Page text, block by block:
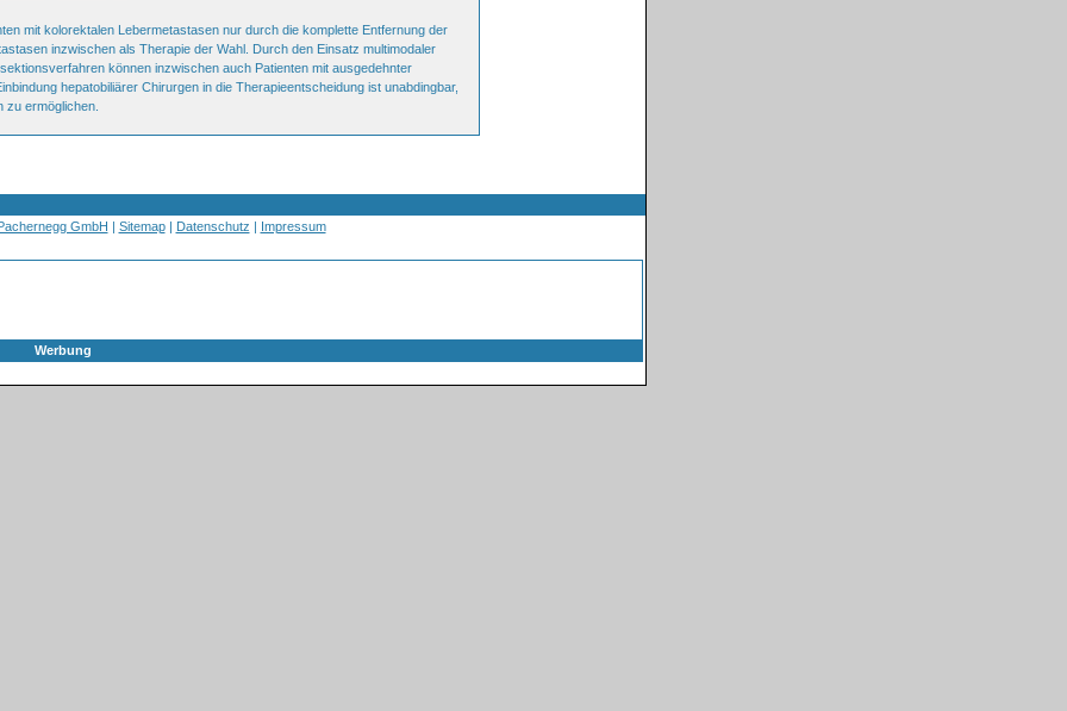
mit kolorektalen Lebermetastasen nur durch die komplette Entfernung der
inzwischen als Therapie der Wahl. Durch den Einsatz multimodaler
können inzwischen auch Patienten mit ausgedehnter
hepatobiliärer Chirurgen in die Therapieentscheidung ist unabdingbar,
zu ermöglichen.
GmbH | Sitemap| Datenschutz | Impressum
Werbung